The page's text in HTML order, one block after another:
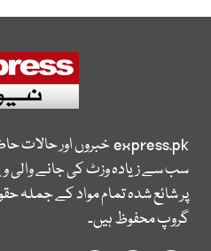
express.pkخبروں اور حالات
سب سے زیادہ وزٹ کی جانے
پر شائع شدہ تمام مواد کے جملہ
گروپ محفوظ ہیں۔